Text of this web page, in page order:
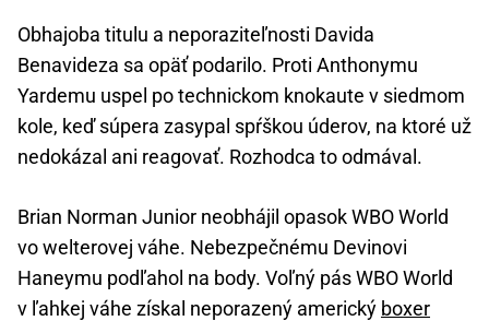
Obhajoba titulu a neporaziteľnosti Davida
Benavideza sa opäť podarilo. Proti Anthonymu
Yardemu uspel po technickom knokaute v siedmom
kole, keď súpera zasypal spŕškou úderov, na ktoré už
nedokázal ani reagovať. Rozhodca to odmával.
Brian Norman Junior neobhájil opasok WBO World
vo welterovej váhe. Nebezpečnému Devinovi
Haneymu podľahol na body. Voľný pás WBO World
v ľahkej váhe získal neporazený americký boxer